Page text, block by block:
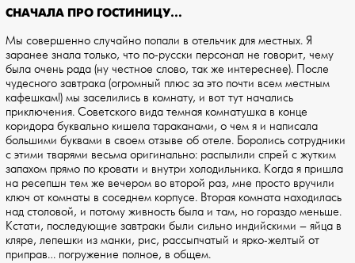
СНАЧАЛА ПРО ГОСТИНИЦУ…
Мы совершенно случайно попали в отельчик для местных. Я
заранее знала только, что по-русски персонал не говорит, чему
была очень рада (ну честное слово, так же интереснее). После
чудесного завтрака (огромный плюс за это почти всем местным
кафешкам!) мы заселились в комнату, и вот тут начались
приключения. Советского вида темная комнатушка в конце
коридора буквально кишела тараканами, о чем я и написала
большими буквами в своем отзыве об отеле. Боролись сотрудники
с этими тварями весьма оригинально: распылили спрей с жутким
запахом прямо по кровати и внутри холодильника. Когда я пришла
на ресепшн тем же вечером во второй раз, мне просто вручили
ключ от комнаты в соседнем корпусе. Вторая комната находилась
над столовой, и потому живность была и там, но гораздо меньше.
Кстати, последующие завтраки были сильно индийскими – яйца в
кляре, лепешки из манки, рис, рассыпчатый и ярко-желтый от
приправ… погружение полное, в общем.